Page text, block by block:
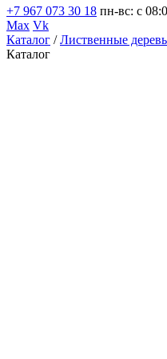
+7 967 073 30 18 пн-вс: с
Max Vk
Каталог /Лиственные
Каталог